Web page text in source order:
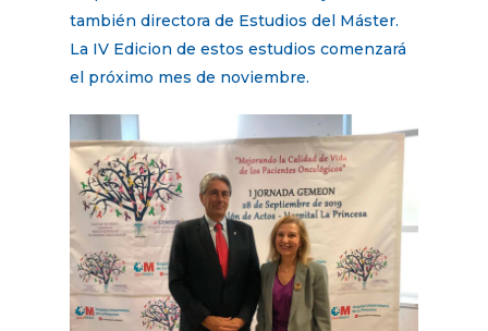
también directora de Estudios del Máster.
La IV Edicion de estos estudios comenzará
el próximo mes de noviembre.